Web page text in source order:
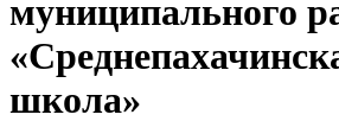
муниципального
школа»